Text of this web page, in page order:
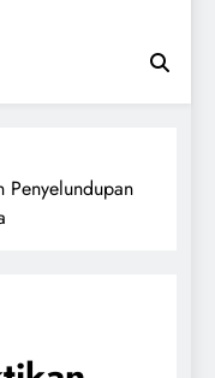
Penyelundupan